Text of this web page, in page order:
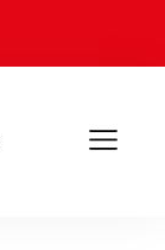
Otevřít